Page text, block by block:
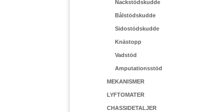
Nackstödskudde
Bålstödskudde
Sidostödskudde
Knästopp
Vadstöd
Amputationsstöd
MEKANISMER
LYFTOMATER
CHASSIDETALJER